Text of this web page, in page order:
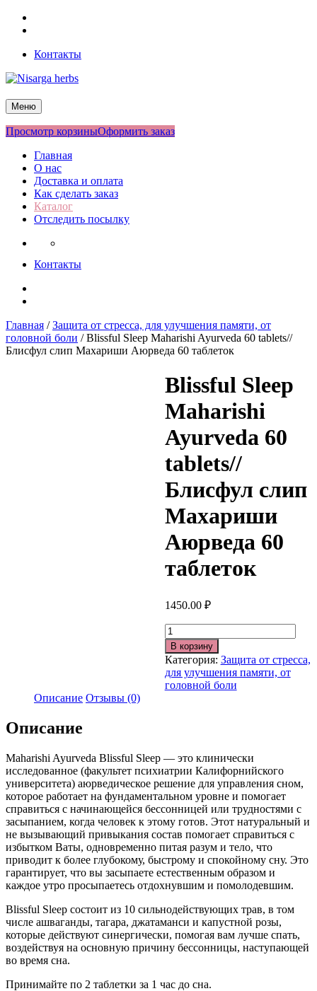
Перейти
Контакты
Nisarga herbs
Меню
Просмотр корзиныОформить заказ
Главная
О нас
Доставка и оплата
Как сделать заказ
Каталог
Отследить посылку
Контакты
Главная /Защита от стресса, для улучшения памяти, от
головной боли / Blissful Sleep Maharishi Ayurvedа 60 tablets//
Блисфул слип Махариши Аюрведа 60 таблеток
Blissful Sleep
Maharishi
Ayurvedа 60
tablets//
Блисфул слип
Махариши
Аюрведа 60
таблеток
1450.00 ₽
Количество
В корзину
Категория: Защита от стресса,
для улучшения памяти, от
головной боли
Описание Отзывы (0)
Описание
Maharishi Ayurveda Blissful Sleep — это клинически
исследованное (факультет психиатрии Калифорнийского
университета) аюрведическое решение для управления сном,
которое работает на фундаментальном уровне и помогает
справиться с начинающейся бессонницей или трудностями с
засыпанием, когда человек к этому готов. Этот натуральный и
не вызывающий привыкания состав помогает справиться с
избытком Ваты, одновременно питая разум и тело, что
приводит к более глубокому, быстрому и спокойному сну. Это
гарантирует, что вы засыпаете естественным образом и
каждое утро просыпаетесь отдохнувшим и помолодевшим.
Blissful Sleep состоит из 10 сильнодействующих трав, в том
числе ашваганды, тагара, джатаманси и капустной розы,
которые действуют синергически, помогая вам лучше спать,
воздействуя на основную причину бессонницы, наступающей
во время сна.
Принимайте по 2 таблетки за 1 час до сна.